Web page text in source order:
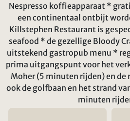
Nespresso koffieapparaat *
een continentaal ontbijt
Killstephen Restaurant is
seafood * de gezellige Bloody
uitstekend gastropub menu *
prima uitgangspunt voor het
Moher (5 minuten rijden) en de
ook de golfbaan en het strand
minuten